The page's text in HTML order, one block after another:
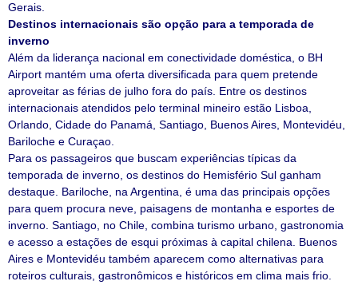
Gerais.
Destinos internacionais são opção para a temporada de
inverno
Além da liderança nacional em conectividade doméstica, o BH
Airport mantém uma oferta diversificada para quem pretende
aproveitar as férias de julho fora do país. Entre os destinos
internacionais atendidos pelo terminal mineiro estão Lisboa,
Orlando, Cidade do Panamá, Santiago, Buenos Aires, Montevidéu,
Bariloche e Curaçao.
Para os passageiros que buscam experiências típicas da
temporada de inverno, os destinos do Hemisfério Sul ganham
destaque. Bariloche, na Argentina, é uma das principais opções
para quem procura neve, paisagens de montanha e esportes de
inverno. Santiago, no Chile, combina turismo urbano, gastronomia
e acesso a estações de esqui próximas à capital chilena. Buenos
Aires e Montevidéu também aparecem como alternativas para
roteiros culturais, gastronômicos e históricos em clima mais frio.